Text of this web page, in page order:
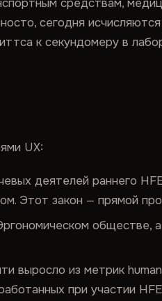
средствам,
сегодня
к секундомеру в
UX:
деятелей раннего
Этот закон — прямой
обществе,
выросло из метрик
при участии